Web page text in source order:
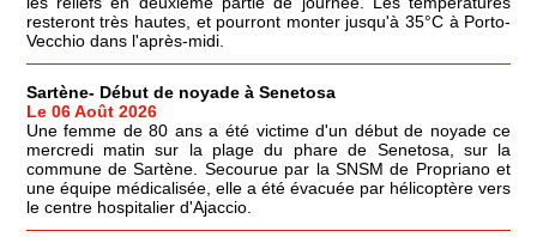
resteront très hautes, et pourront monter jusqu'à 35°C à Porto-
Vecchio dans l'après-midi.
Sartène- Début de noyade à Senetosa
Le 06 Août 2026
Une femme de 80 ans a été victime d'un début de noyade ce
mercredi matin sur la plage du phare de Senetosa, sur la
commune de Sartène. Secourue par la SNSM de Propriano et
une équipe médicalisée, elle a été évacuée par hélicoptère vers
le centre hospitalier d'Ajaccio.